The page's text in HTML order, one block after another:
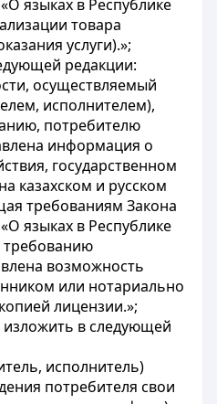
языках в Республике
товара
услуги).»;
редакции:
осуществляемый
исполнителем),
потребителю
информация о
государственном
казахском и русском
требованиям Закона
языках в Республике
требованию
возможность
или нотариально
лицензии.»;
изложить в следующей
исполнитель)
потребителя свои